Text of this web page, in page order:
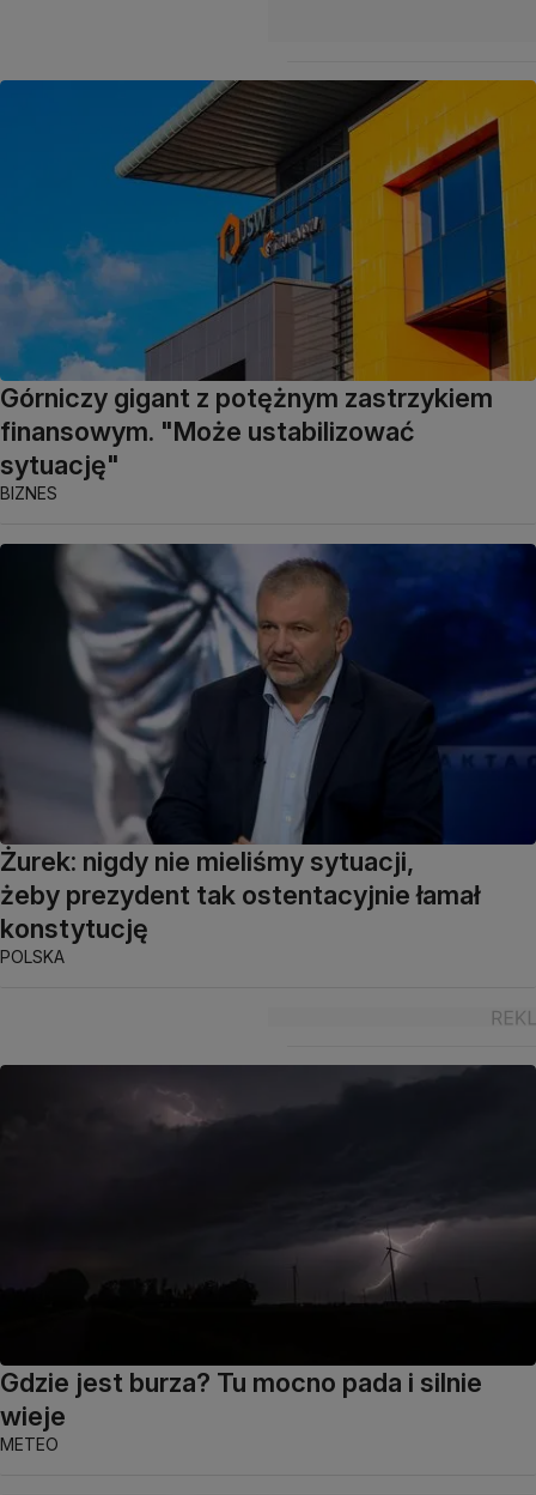
Górniczy gigant z potężnym zastrzykiem
finansowym. "Może ustabilizować
sytuację"
BIZNES
Żurek: nigdy nie mieliśmy sytuacji,
żeby prezydent tak ostentacyjnie łamał
konstytucję
POLSKA
Gdzie jest burza? Tu mocno pada i silnie
wieje
METEO